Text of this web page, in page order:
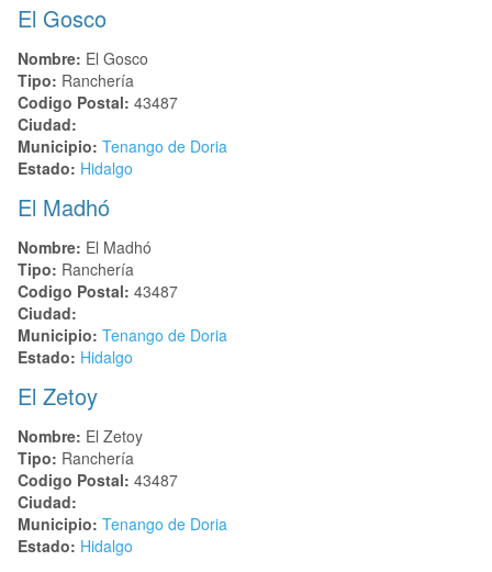
El Gosco
Nombre: El Gosco
Tipo: Ranchería
Codigo Postal: 43487
Ciudad:
Municipio: Tenango de Doria
Estado: Hidalgo
El Madhó
Nombre: El Madhó
Tipo: Ranchería
Codigo Postal: 43487
Ciudad:
Municipio: Tenango de Doria
Estado: Hidalgo
El Zetoy
Nombre: El Zetoy
Tipo: Ranchería
Codigo Postal: 43487
Ciudad:
Municipio: Tenango de Doria
Estado: Hidalgo